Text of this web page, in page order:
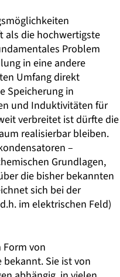
als die hochwertigste
Problem
in eine andere
Umfang direkt
Speicherung in
und Induktivitäten für
verbreitet ist dürfte die
realisierbar bleiben.
–
Grundlagen,
die bisher bekannten
sich bei der
im elektrischen Feld)
von
Sie ist von